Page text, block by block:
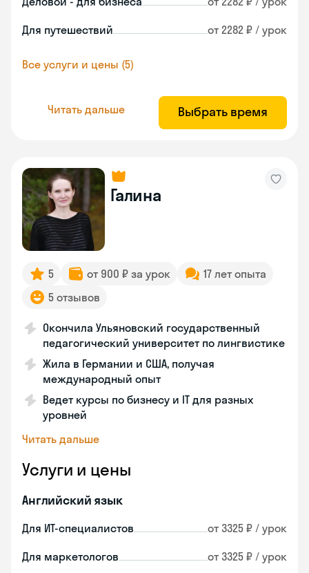
Для путешествий от 2282 ₽ / урок
Все услуги и цены (5)
Читать дальше Выбрать время
Галина
5 от 900 ₽ за урок
17 лет опыта
5 отзывов
Окончила Ульяновский государственный
педагогический университет по лингвистике
Жила в Германии и США, получая
международный опыт
Ведет курсы по бизнесу и IT для разных
уровней
Читать дальше
Услуги и цены
Английский язык
Для ИТ-специалистов от 3325 ₽ / урок
Для маркетологов от 3325 ₽ / урок